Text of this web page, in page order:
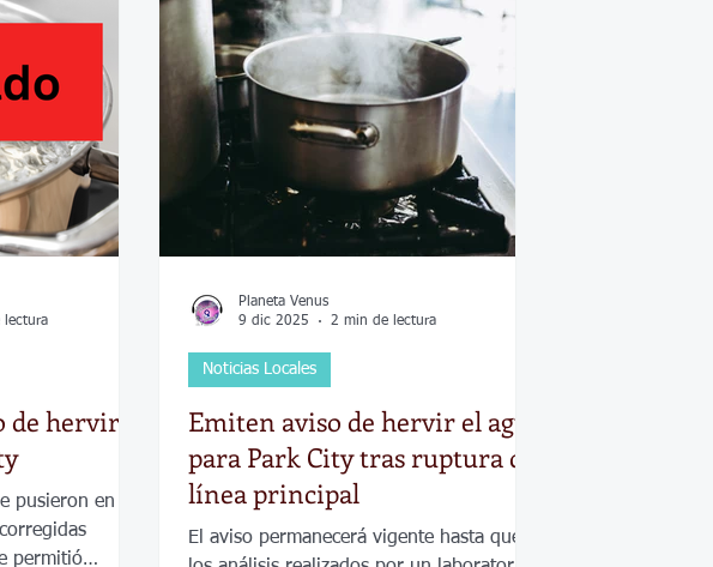
Inmigración Crimen Negocios Salud
Tecnología Economía Elecciones Clima
Comunidad Historias que inspiran Gobierno
hervir el
pusieron en
permitió
lectura
Emiten aviso de hervir el agua
para Park City tras ruptura de
línea principal
El aviso permanecerá vigente hasta que
Noticias Locales
Planeta Venus
9 dic 2025
2 min de lectura